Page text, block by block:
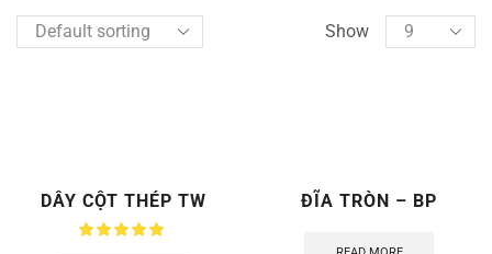
Show
DÂY CỘT THÉP TW ĐĨA TRÒN – BP